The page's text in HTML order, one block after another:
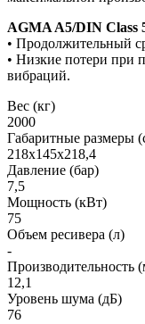
AGMA A5/DIN Class
• Продолжительный
• Низкие потери при
вибраций.
Вес (кг)
2000
Габаритные размеры
218х145х218,4
Давление (бар)
7,5
Мощность (кВт)
75
Объем ресивера (л)
-
Производительность
12,1
Уровень шума (дБ)
76